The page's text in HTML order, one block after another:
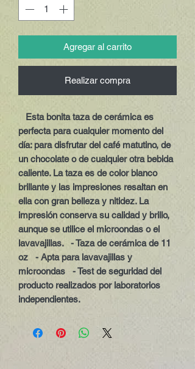
Agregar al carrito
Realizar compra
perfecta para cualquier momento del
día: para disfrutar del café matutino, de
un chocolate o de cualquier otra bebida
caliente. La taza es de color blanco
brillante y las impresiones resaltan en
ella con gran belleza y nitidez. La
impresión conserva su calidad y brillo,
aunque se utilice el microondas o el
lavavajillas.   - Taza de cerámica de 11
oz   - Apta para lavavajillas y
microondas   - Test de seguridad del
producto realizados por laboratorios
independientes.